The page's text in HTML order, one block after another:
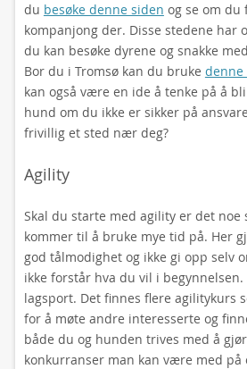
du besøke denne siden og se om du
kompanjong der. Disse stedene har
du kan besøke dyrene og snakke
Bor du i Tromsø kan du bruke denne
kan også være en ide å tenke på å
hund om du ikke er sikker på
frivillig et sted nær deg?
Agility
Skal du starte med agility er det noe
kommer til å bruke mye tid på. Her
god tålmodighet og ikke gi opp selv
ikke forstår hva du vil i
lagsport. Det finnes flere agilitykurs
for å møte andre interesserte og
både du og hunden trives med å
konkurranser man kan være med på